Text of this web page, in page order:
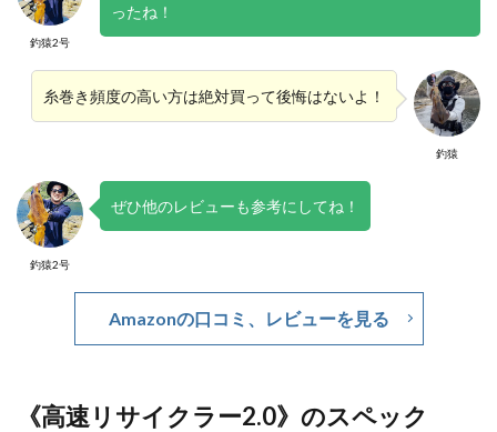
釣猿2号
ったね！
釣猿
糸巻き頻度の高い方は絶対買って後悔はないよ！
釣猿2号
ぜひ他のレビューも参考にしてね！
Amazonの口コミ、レビューを見る
《高速リサイクラー2.0》のスペック